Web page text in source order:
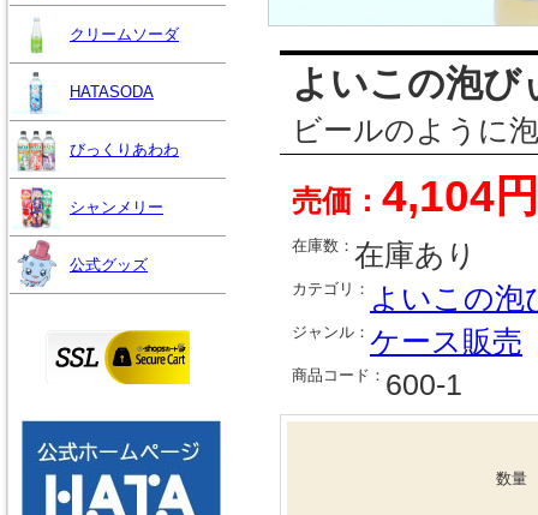
よいこの泡び
ビールのように
売価： 4,104円
在庫数： 在庫あり
カテゴリ： よいこの泡
ジャンル： ケース販売
商品コード： 600-1
数量
クリームソーダ
HATASODA
びっくりあわわ
シャンメリー
公式グッズ